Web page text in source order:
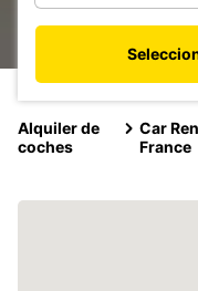
Alquiler de
coches
Car
France